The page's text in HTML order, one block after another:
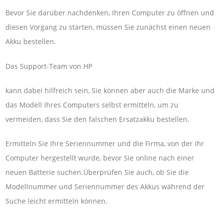
Bevor Sie darüber nachdenken, Ihren Computer zu öffnen und
diesen Vorgang zu starten, müssen Sie zunächst einen neuen
Akku bestellen.
Das Support-Team von HP
kann dabei hilfreich sein, Sie können aber auch die Marke und
das Modell Ihres Computers selbst ermitteln, um zu
vermeiden, dass Sie den falschen Ersatzakku bestellen.
Ermitteln Sie Ihre Seriennummer und die Firma, von der Ihr
Computer hergestellt wurde, bevor Sie online nach einer
neuen Batterie suchen.Überprüfen Sie auch, ob Sie die
Modellnummer und Seriennummer des Akkus während der
Suche leicht ermitteln können.